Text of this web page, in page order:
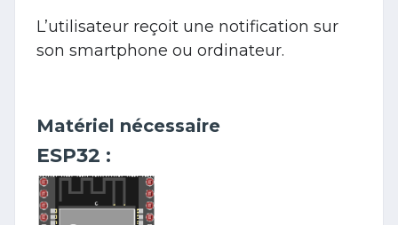
L’utilisateur reçoit une notification sur
son smartphone ou ordinateur.
Matériel nécessaire
ESP32 :